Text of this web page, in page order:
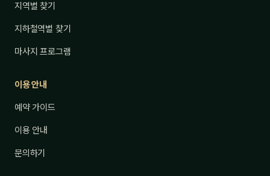
지역별 찾기
지하철역별 찾기
마사지 프로그램
이용 안내
예약 가이드
이용 안내
문의하기